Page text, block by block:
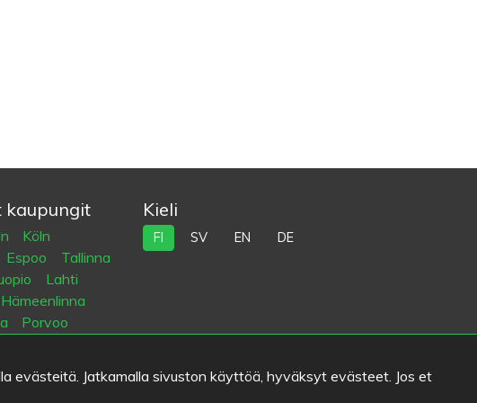
evästeitä. Jatkamalla sivuston käyttöä, hyväksyt evästeet. Jos et
kaupungit
Köln
Espoo
Tallinna
Lahti
Hämeenlinna
Porvoo
Kieli
FI SV EN DE